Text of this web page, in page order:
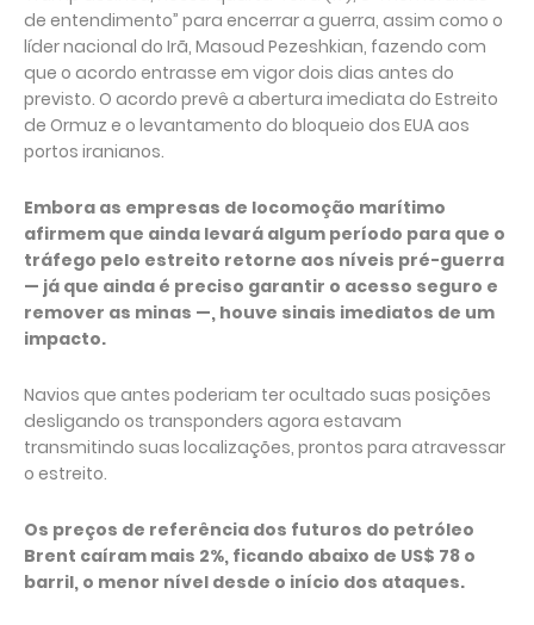
de entendimento” para encerrar a guerra, assim como o
líder nacional do Irã, Masoud Pezeshkian, fazendo com
que o acordo entrasse em vigor dois dias antes do
previsto. O acordo prevê a abertura imediata do Estreito
de Ormuz e o levantamento do bloqueio dos EUA aos
portos iranianos.
Embora as empresas de locomoção marítimo
afirmem que ainda levará algum período para que o
tráfego pelo estreito retorne aos níveis pré-guerra
— já que ainda é preciso garantir o acesso seguro e
remover as minas —, houve sinais imediatos de um
impacto.
Navios que antes poderiam ter ocultado suas posições
desligando os transponders agora estavam
transmitindo suas localizações, prontos para atravessar
o estreito.
Os preços de referência dos futuros do petróleo
Brent caíram mais 2%, ficando abaixo de US$ 78 o
barril, o menor nível desde o início dos ataques.